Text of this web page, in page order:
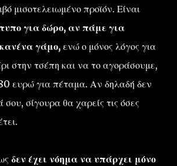
μισοτελειωμένο προϊόν. Είναι
για δώρο, αν πάμε για
γάμο, ενώ ο μόνος λόγος για
στην τσέπη και να το αγοράσουμε,
ευρώ για πέταμα. Αν δηλαδή δεν
σίγουρα θα χαρείς τις όσες
δεν έχει νόημα να υπάρχει μόνο